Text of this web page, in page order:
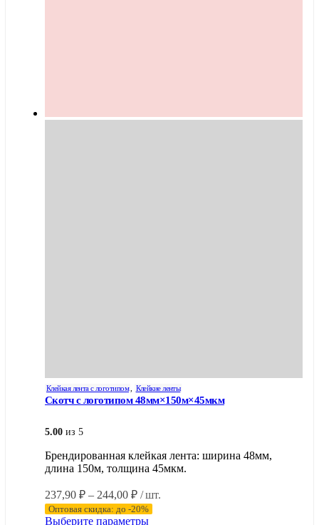
Клейкая лента с логотипом, Клейкие ленты
Скотч с логотипом 48мм×150м×45мкм
5.00 из 5
Брендированная клейкая лента: ширина 48мм,
длина 150м, толщина 45мкм.
237,90 ₽ – 244,00 ₽Диапазон
цен:
237,90 ₽
/ шт.
Оптовая скидка: до -20%
Выберите параметрыЭтот